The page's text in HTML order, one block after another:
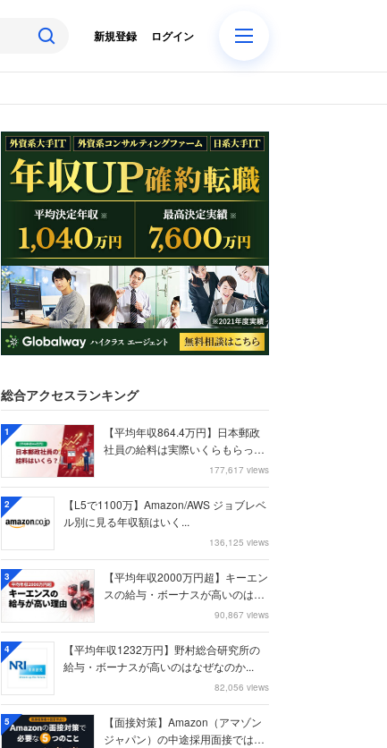
ログイン
新規登録
総合アクセスランキング
1
【平均年収864.4万円】日本郵政
社員の給料は実際いくらもらって
177,617 views
2
【L5で1100万】Amazon/AWS ジョブレベ
ル別に見る年収額はいく...
136,125 views
3
【平均年収2000万円超】キーエン
スの給与・ボーナスが高いのはな
90,867 views
4
【平均年収1232万円】野村総合研究所の
給与・ボーナスが高いのはなぜなのか...
82,056 views
5
【面接対策】Amazon（アマゾン
ジャパン）の中途採用面接では何